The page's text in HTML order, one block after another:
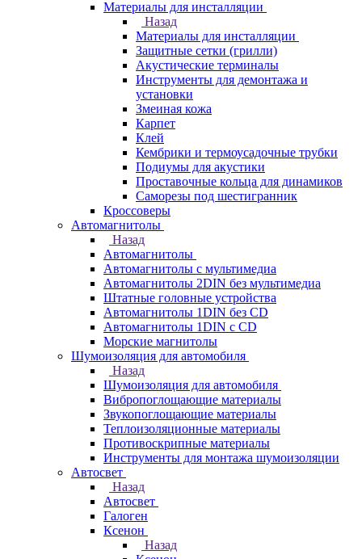
Материалы для инсталляции
Назад
Материалы для инсталляции
Защитные сетки (грилли)
Акустические терминалы
Инструменты для демонтажа и
установки
Змеиная кожа
Карпет
Клей
Кембрики и термоусадочные трубки
Подиумы для акустики
Проставочные кольца для динамиков
Саморезы под шестигранник
Кроссоверы
Автомагнитолы
Назад
Автомагнитолы
Автомагнитолы с мультимедиа
Автомагнитолы 2DIN без мультимедиа
Штатные головные устройства
Автомагнитолы 1DIN без CD
Автомагнитолы 1DIN с CD
Морские магнитолы
Шумоизоляция для автомобиля
Назад
Шумоизоляция для автомобиля
Вибропоглощающие материалы
Звукопоглощающие материалы
Теплоизоляционные материалы
Противоскрипные материалы
Инструменты для монтажа шумоизоляции
Автосвет
Назад
Автосвет
Галоген
Ксенон
Назад